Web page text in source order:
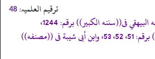
ترقیم العلمیہ: 48
«أخرجه البيهقي فى((سننه الكبير)) برقم: 1244،
والدارقطني فى ((سننه)) برقم: 51، 52، 53، وابن أبى شيبة فى ((مصنفه))